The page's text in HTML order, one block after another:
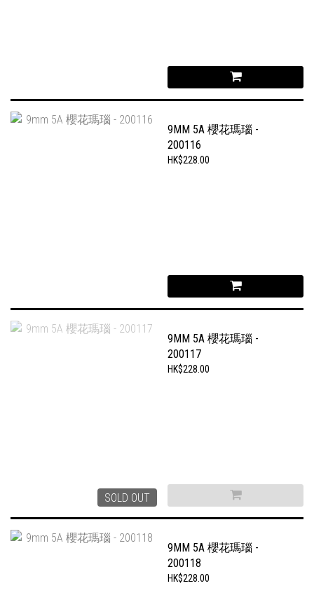
9MM 5A 櫻花瑪瑙 -
200116
HK$228.00
SOLD OUT
9MM 5A 櫻花瑪瑙 -
200117
HK$228.00
9MM 5A 櫻花瑪瑙 -
200118
HK$228.00